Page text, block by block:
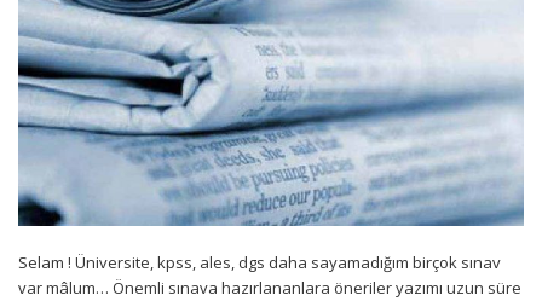
Selam ! Üniversite, kpss, ales, dgs daha sayamadığım birçok sınav
var mâlum… Önemli sınava hazırlananlara öneriler yazımı uzun süre